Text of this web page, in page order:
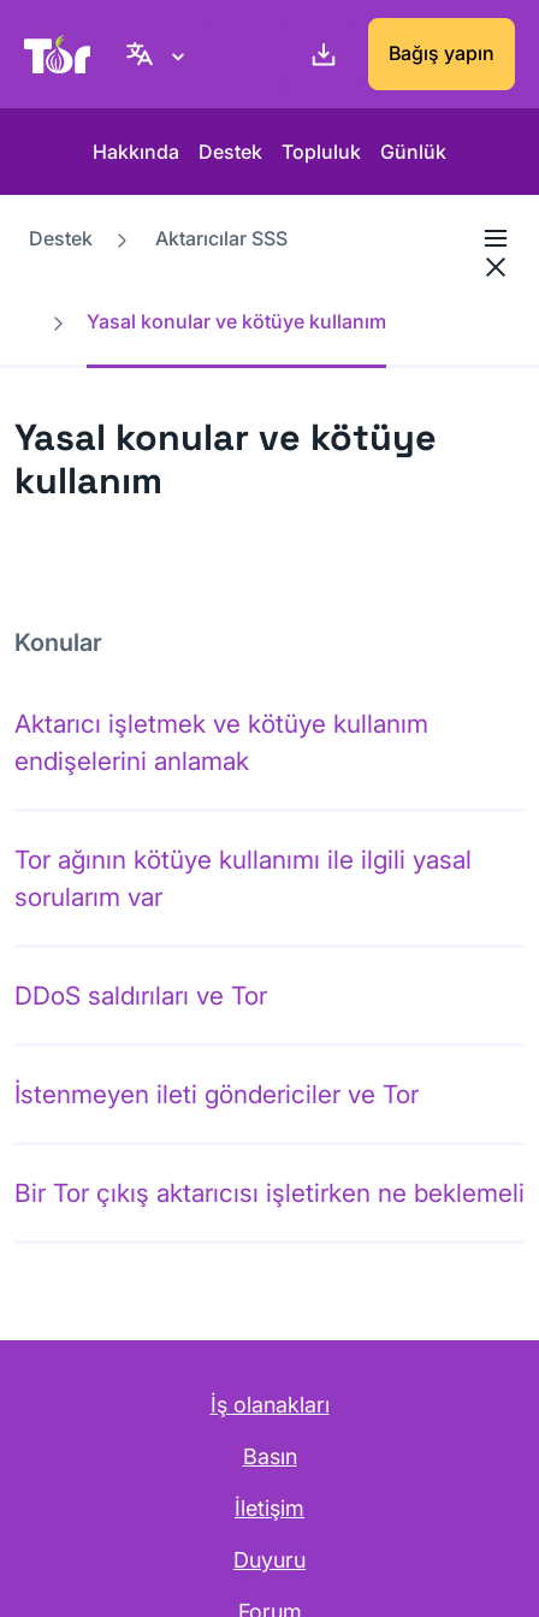
Tor Project sitesi Bağış yapın
Hakkında Destek Topluluk Günlük
Destek Aktarıcılar SSS
Yasal konular ve kötüye kullanım
Yasal konular ve kötüye
kullanım
Konular
Aktarıcı işletmek ve kötüye kullanım
endişelerini anlamak
Tor ağının kötüye kullanımı ile ilgili yasal
sorularım var
DDoS saldırıları ve Tor
İstenmeyen ileti göndericiler ve Tor
Bir Tor çıkış aktarıcısı işletirken ne beklemeli
İş olanakları
Basın
İletişim
Duyuru
Forum